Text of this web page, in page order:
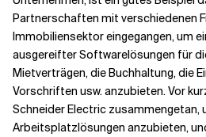
Partnerschaften mit verschiedenen
Immobiliensektor eingegangen, um
ausgereifter Softwarelösungen für
Mietverträgen, die Buchhaltung, die
Vorschriften usw. anzubieten. Vor
Schneider Electric zusammengetan,
Arbeitsplatzlösungen anzubieten,